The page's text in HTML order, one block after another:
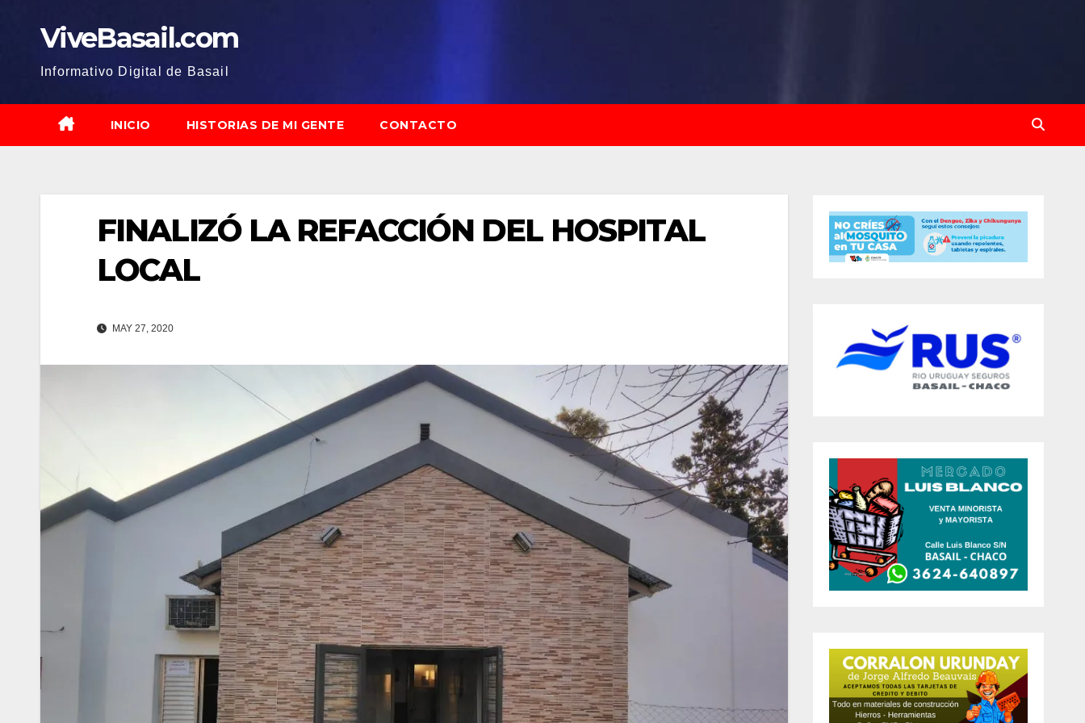
ViveBasail.com
Informativo Digital de Basail
INICIO HISTORIAS DE MI GENTE CONTACTO
FINALIZÓ LA REFACCIÓN DEL HOSPITAL
LOCAL
MAY 27, 2020